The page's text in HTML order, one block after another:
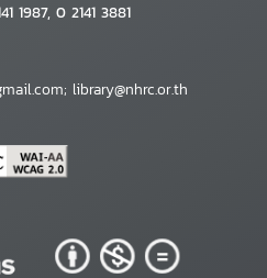
1987, 0 2141 3881
library@nhrc.or.th